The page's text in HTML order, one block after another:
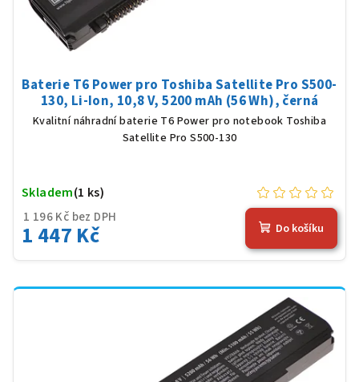
Baterie T6 Power pro Toshiba Satellite Pro S500-
130, Li-Ion, 10,8 V, 5200 mAh (56 Wh), černá
Kvalitní náhradní baterie T6 Power pro notebook Toshiba
Satellite Pro S500-130
1 196 Kč bez DPH
1 447 Kč
Skladem(1 ks)
Do košíku